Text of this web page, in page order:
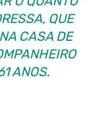
QUE
CASA DE
ANOS.